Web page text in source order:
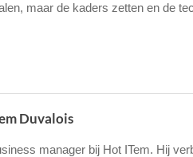
maar de kaders zetten en de
Duvalois
manager bij Hot ITem. Hij